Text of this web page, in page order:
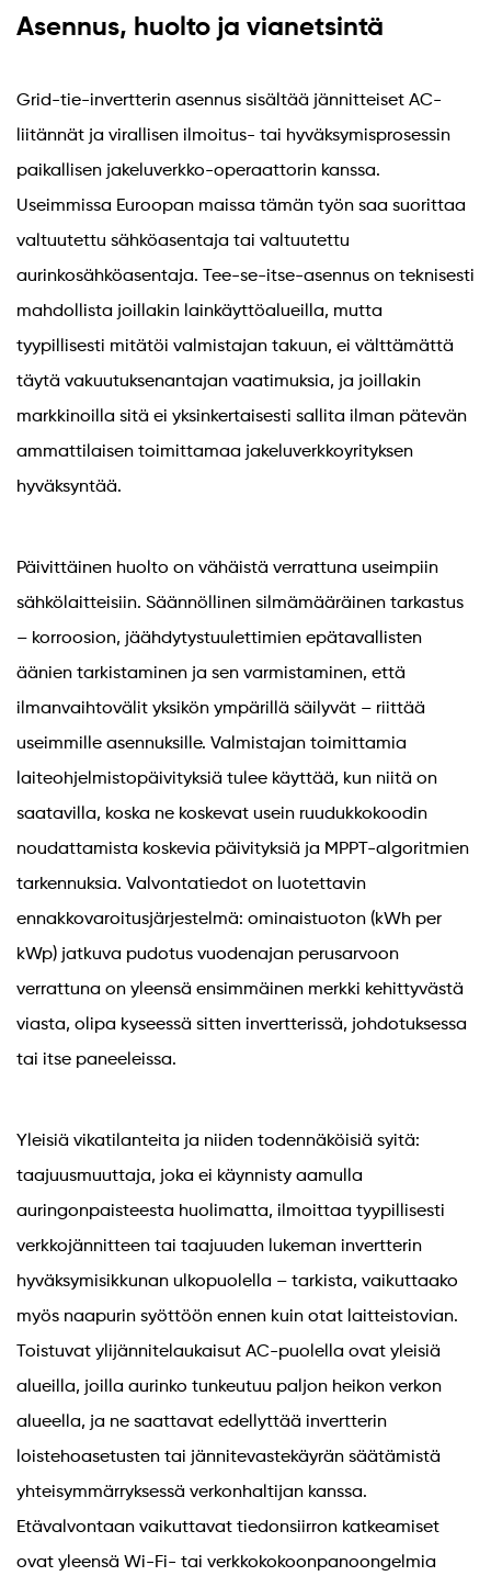
Asennus, huolto ja vianetsintä
Grid-tie-invertterin asennus sisältää jännitteiset AC-
liitännät ja virallisen ilmoitus- tai hyväksymisprosessin
paikallisen jakeluverkko-operaattorin kanssa.
Useimmissa Euroopan maissa tämän työn saa suorittaa
valtuutettu sähköasentaja tai valtuutettu
aurinkosähköasentaja. Tee-se-itse-asennus on teknisesti
mahdollista joillakin lainkäyttöalueilla, mutta
tyypillisesti mitätöi valmistajan takuun, ei välttämättä
täytä vakuutuksenantajan vaatimuksia, ja joillakin
markkinoilla sitä ei yksinkertaisesti sallita ilman pätevän
ammattilaisen toimittamaa jakeluverkkoyrityksen
hyväksyntää.
Päivittäinen huolto on vähäistä verrattuna useimpiin
sähkölaitteisiin. Säännöllinen silmämääräinen tarkastus
– korroosion, jäähdytystuulettimien epätavallisten
äänien tarkistaminen ja sen varmistaminen, että
ilmanvaihtovälit yksikön ympärillä säilyvät – riittää
useimmille asennuksille. Valmistajan toimittamia
laiteohjelmistopäivityksiä tulee käyttää, kun niitä on
saatavilla, koska ne koskevat usein ruudukkokoodin
noudattamista koskevia päivityksiä ja MPPT-algoritmien
tarkennuksia. Valvontatiedot on luotettavin
ennakkovaroitusjärjestelmä: ominaistuoton (kWh per
kWp) jatkuva pudotus vuodenajan perusarvoon
verrattuna on yleensä ensimmäinen merkki kehittyvästä
viasta, olipa kyseessä sitten invertterissä, johdotuksessa
tai itse paneeleissa.
Yleisiä vikatilanteita ja niiden todennäköisiä syitä:
taajuusmuuttaja, joka ei käynnisty aamulla
auringonpaisteesta huolimatta, ilmoittaa tyypillisesti
verkkojännitteen tai taajuuden lukeman invertterin
hyväksymisikkunan ulkopuolella – tarkista, vaikuttaako
myös naapurin syöttöön ennen kuin otat laitteistovian.
Toistuvat ylijännitelaukaisut AC-puolella ovat yleisiä
alueilla, joilla aurinko tunkeutuu paljon heikon verkon
alueella, ja ne saattavat edellyttää invertterin
loistehoasetusten tai jännitevastekäyrän säätämistä
yhteisymmärryksessä verkonhaltijan kanssa.
Etävalvontaan vaikuttavat tiedonsiirron katkeamiset
ovat yleensä Wi-Fi- tai verkkokokoonpanoongelmia